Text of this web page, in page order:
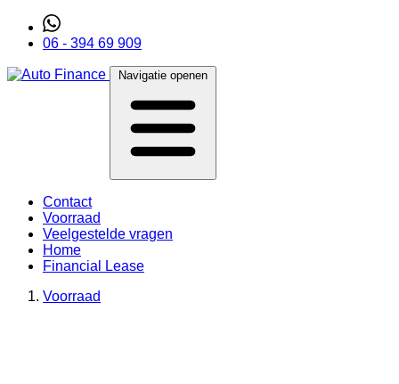
06 - 394 69 909
Navigatie openen
Contact
Voorraad
Veelgestelde vragen
Home
Financial Lease
Voorraad